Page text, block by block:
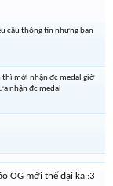
cầu thông tin nhưng bạn
thì mới nhận đc medal giờ
nhận đc medal
OG mới thế đại ka :3